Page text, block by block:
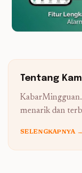
Tentang
menarik dan
SELENGKAPNYA →